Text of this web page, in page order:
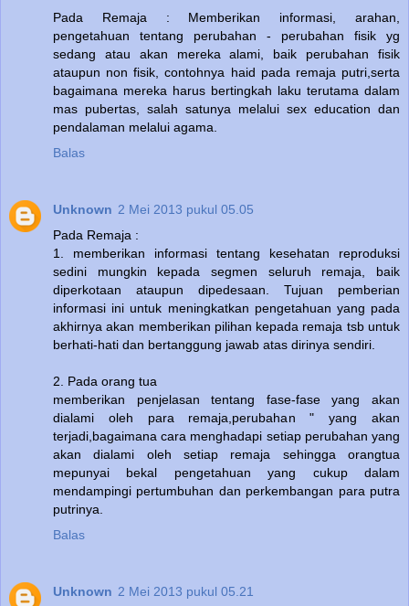
Pada Remaja : Memberikan informasi, arahan,
pengetahuan tentang perubahan - perubahan fisik yg
sedang atau akan mereka alami, baik perubahan fisik
ataupun non fisik, contohnya haid pada remaja putri,serta
bagaimana mereka harus bertingkah laku terutama dalam
mas pubertas, salah satunya melalui sex education dan
pendalaman melalui agama.
Balas
Unknown 2 Mei 2013 pukul 05.05
Pada Remaja :
1. memberikan informasi tentang kesehatan reproduksi
sedini mungkin kepada segmen seluruh remaja, baik
diperkotaan ataupun dipedesaan. Tujuan pemberian
informasi ini untuk meningkatkan pengetahuan yang pada
akhirnya akan memberikan pilihan kepada remaja tsb untuk
berhati-hati dan bertanggung jawab atas dirinya sendiri.
2. Pada orang tua
memberikan penjelasan tentang fase-fase yang akan
dialami oleh para remaja,perubahan " yang akan
terjadi,bagaimana cara menghadapi setiap perubahan yang
akan dialami oleh setiap remaja sehingga orangtua
mepunyai bekal pengetahuan yang cukup dalam
mendampingi pertumbuhan dan perkembangan para putra
putrinya.
Balas
Unknown 2 Mei 2013 pukul 05.21